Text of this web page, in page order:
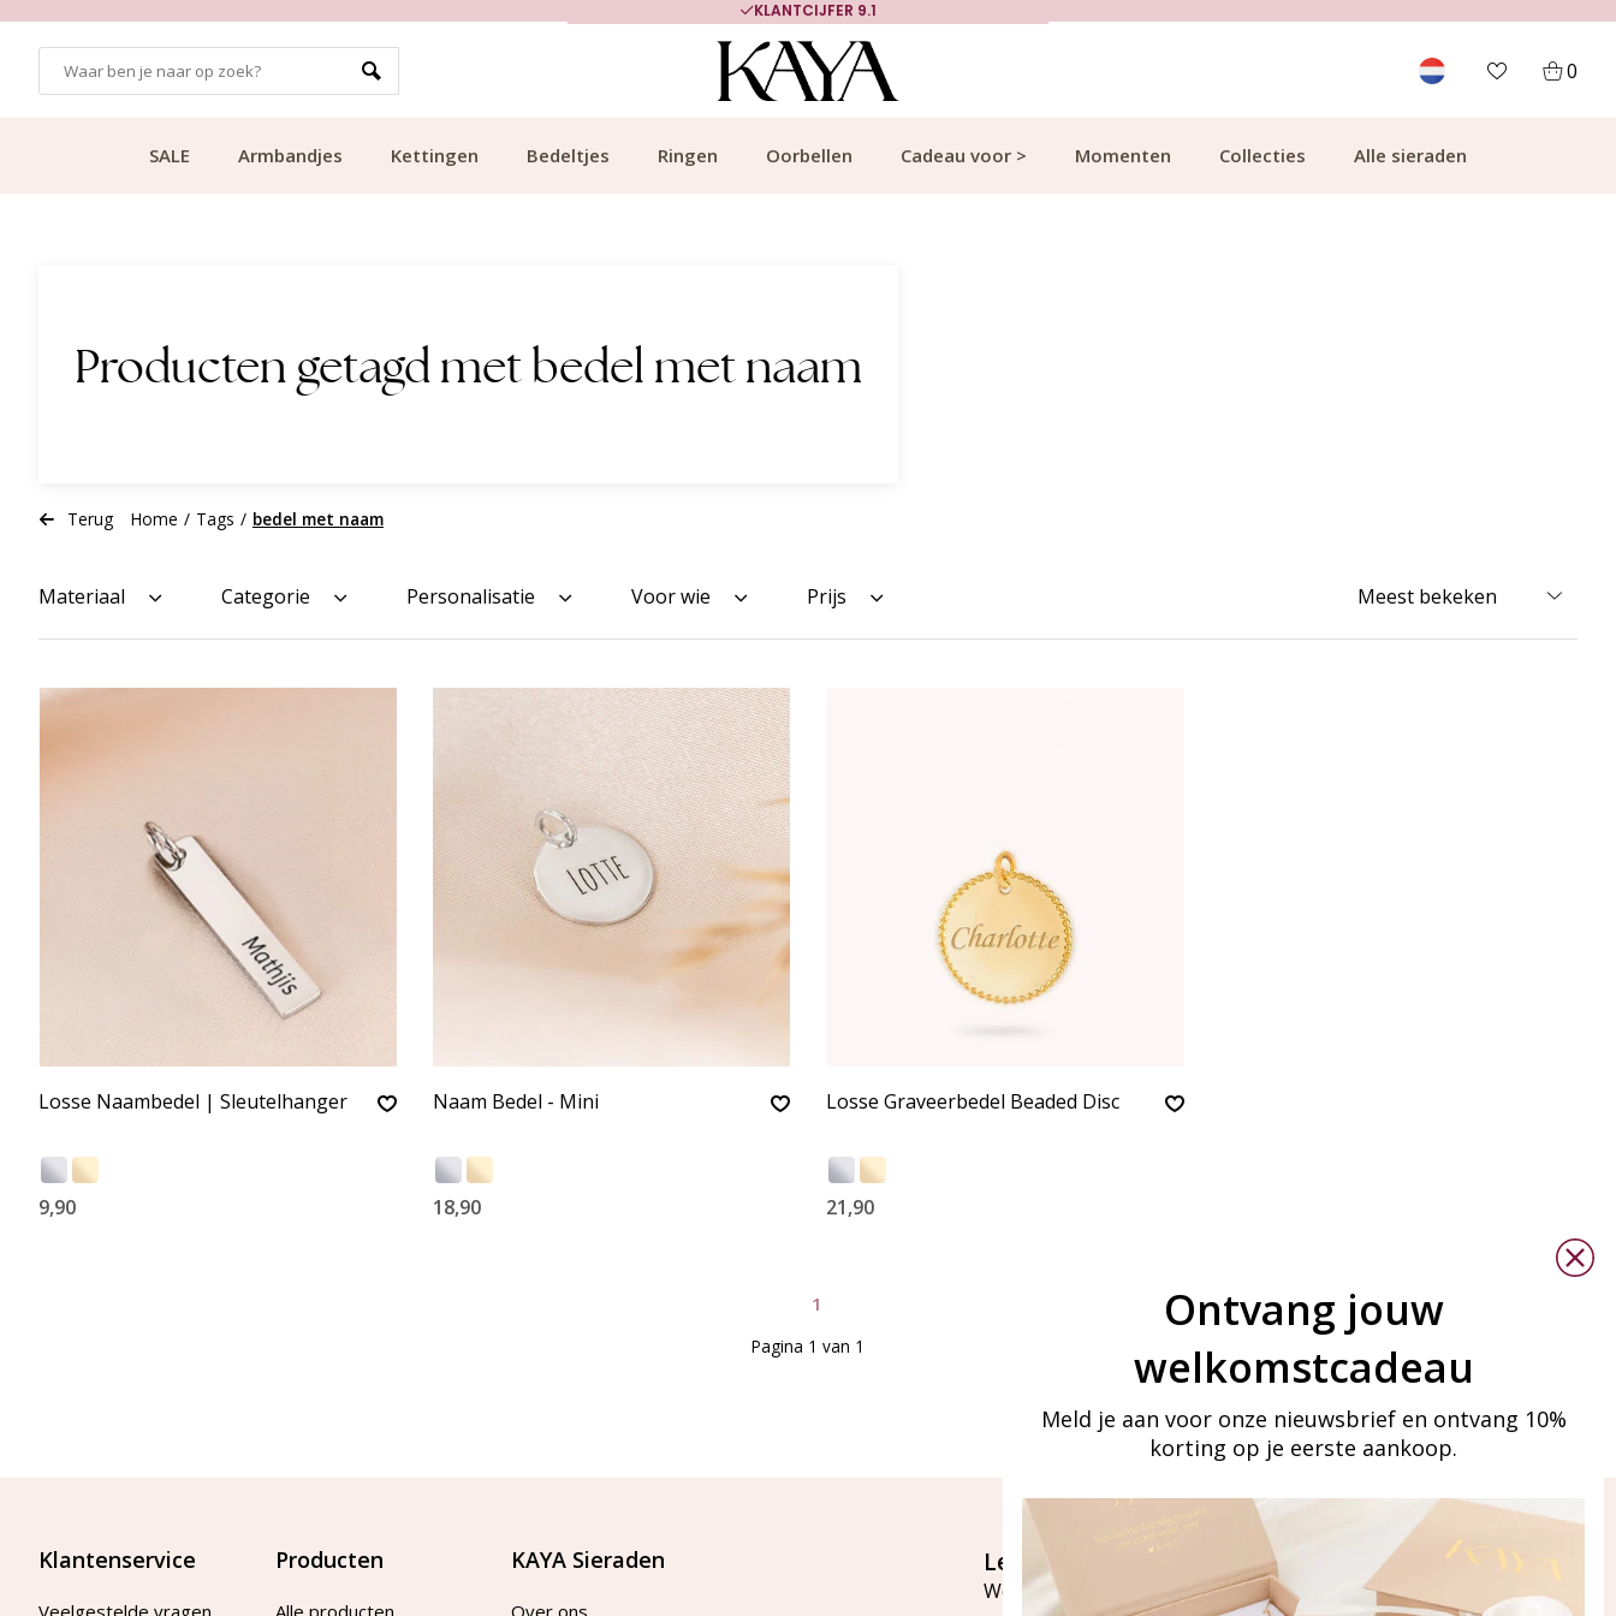
KLANTCIJFER 9.1
0
SALE Armbandjes Kettingen Bedeltjes Ringen Oorbellen Cadeau voor > Momenten Collecties Alle sieraden
Producten getagd met bedel met naam
Terug Home / Tags / bedel met naam
Materiaal Categorie Personalisatie Voor wie Prijs
Losse Naambedel | Sleutelhanger
9,90
Naam Bedel - Mini
18,90
Losse Graveerbedel Beaded Disc
21,90
1
Pagina 1 van 1
Klantenservice
Veelgestelde vragen
Producten
Alle producten
KAYA Sieraden
Over ons
Let's stay in touch
Word lid van onze mailinglijst
Ontvang jouw
welkomstcadeau
Meld je aan voor onze nieuwsbrief en ontvang 10%
korting op je eerste aankoop.